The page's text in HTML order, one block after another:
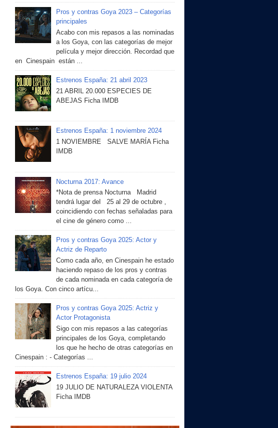
Pros y contras Goya 2023 – Categorías
principales
Acabo con mis repasos a las nominadas
a los Goya, con las categorías de mejor
película y mejor dirección. Recordad que
en Cinespain están ...
Estrenos España: 21 abril 2023
21 ABRIL 20.000 ESPECIES DE
ABEJAS Ficha IMDB
Estrenos España: 1 noviembre 2024
1 NOVIEMBRE SALVE MARÍA Ficha
IMDB
Nocturna 2017: Avance
*Nota de prensa Nocturna Madrid
tendrá lugar del 25 al 29 de octubre ,
coincidiendo con fechas señaladas para
el cine de género como ...
Pros y contras Goya 2025: Actor y
Actriz de Reparto
Como cada año, en Cinespain he estado
haciendo repaso de los pros y contras
de cada nominada en cada categoría de
los Goya. Con cinco artícu...
Pros y contras Goya 2025: Actriz y
Actor Protagonista
Sigo con mis repasos a las categorías
principales de los Goya, completando
los que he hecho de otras categorías en
Cinespain : - Categorías ...
Estrenos España: 19 julio 2024
19 JULIO DE NATURALEZA VIOLENTA
Ficha IMDB